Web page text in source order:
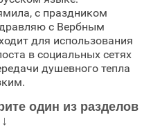
с праздником
с Вербным
для использования
в социальных сетях
душевного тепла
один из разделов